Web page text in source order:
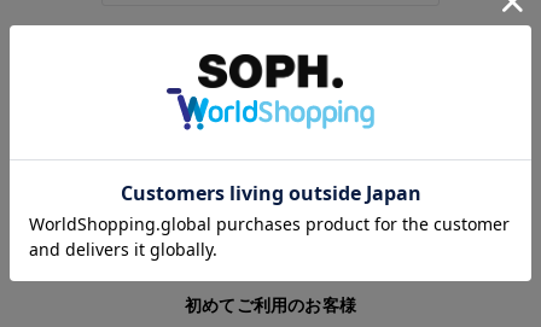
楽天IDをお持ちで、当ストアのアカウントを
お持ちでないお客様はこちらより
会員登録いただけます。
初めてご利用のお客様